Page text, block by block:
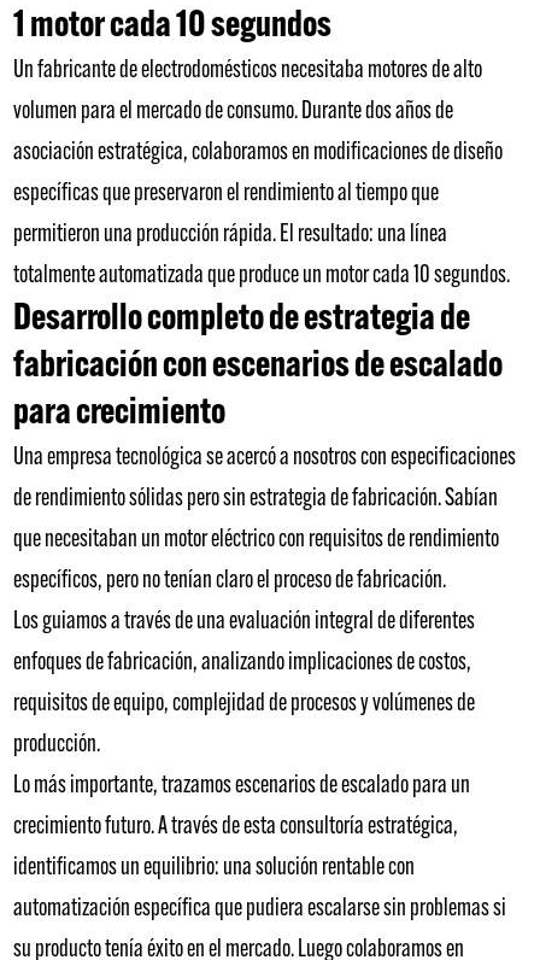
1 motor cada 10 segundos
Un fabricante de electrodomésticos necesitaba motores de alto
volumen para el mercado de consumo. Durante dos años de
asociación estratégica, colaboramos en modificaciones de diseño
específicas que preservaron el rendimiento al tiempo que
permitieron una producción rápida. El resultado: una línea
totalmente automatizada que produce un motor cada 10 segundos.
Desarrollo completo de estrategia de
fabricación con escenarios de escalado
para crecimiento
Una empresa tecnológica se acercó a nosotros con especificaciones
de rendimiento sólidas pero sin estrategia de fabricación. Sabían
que necesitaban un motor eléctrico con requisitos de rendimiento
específicos, pero no tenían claro el proceso de fabricación.
Los guiamos a través de una evaluación integral de diferentes
enfoques de fabricación, analizando implicaciones de costos,
requisitos de equipo, complejidad de procesos y volúmenes de
producción.
Lo más importante, trazamos escenarios de escalado para un
crecimiento futuro. A través de esta consultoría estratégica,
identificamos un equilibrio: una solución rentable con
automatización específica que pudiera escalarse sin problemas si
su producto tenía éxito en el mercado. Luego colaboramos en